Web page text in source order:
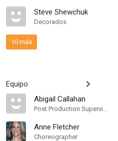
Steve Shewchuk
Decorados
10 más
Equipo
Abigail Callahan
Post Production Supervisor
Anne Fletcher
Choreographer